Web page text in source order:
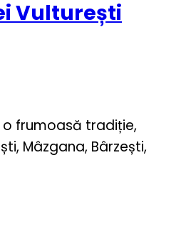
Vulturești
o frumoasă tradiție,
Mâzgana, Bârzești,